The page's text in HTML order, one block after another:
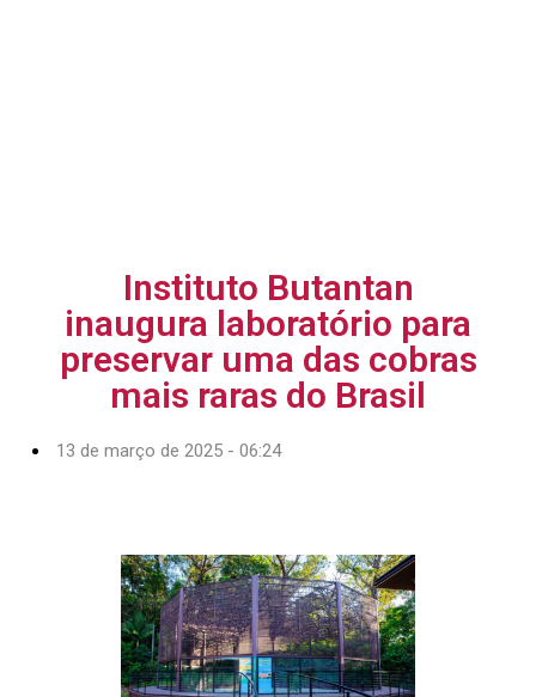
Instituto Butantan
inaugura laboratório para
preservar uma das cobras
mais raras do Brasil
13 de março de 2025 - 06:24